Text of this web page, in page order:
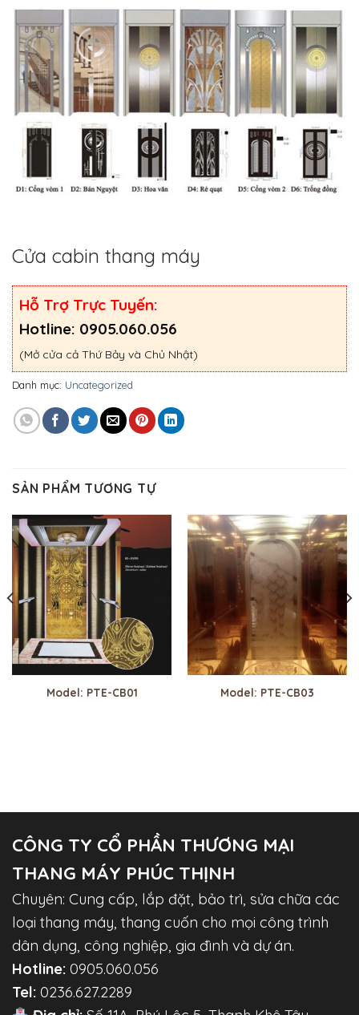
Cửa cabin thang máy
Hỗ Trợ Trực Tuyến:
Hotline: 0905.060.056
(Mở cửa cả Thứ Bảy và Chủ Nhật)
Danh mục: Uncategorized
SẢN PHẨM TƯƠNG TỰ
Model: PTE-CB01 Model: PTE-CB03
CÔNG TY CỔ PHẦN THƯƠNG MẠI
THANG MÁY PHÚC THỊNH
Chuyên: Cung cấp, lắp đặt, bảo trì, sửa chữa các
loại thang máy, thang cuốn cho mọi công trình
dân dụng, công nghiệp, gia đình và dự án.
Hotline: 0905.060.056
Tel: 0236.627.2289